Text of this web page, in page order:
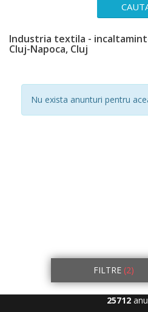
Industria textila -
Cluj-Napoca, Cluj
Nu exista anunturi pentru
FILTRE (2)
25712